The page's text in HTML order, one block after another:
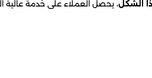
الشكل، يحصل العملاء على خدمة